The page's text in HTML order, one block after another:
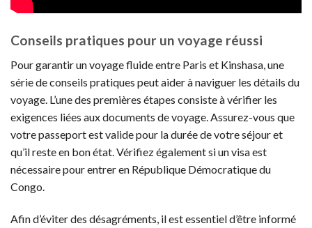
Conseils pratiques pour un voyage réussi
Pour garantir un voyage fluide entre Paris et Kinshasa, une
série de conseils pratiques peut aider à naviguer les détails du
voyage. L’une des premières étapes consiste à vérifier les
exigences liées aux documents de voyage. Assurez-vous que
votre passeport est valide pour la durée de votre séjour et
qu’il reste en bon état. Vérifiez également si un visa est
nécessaire pour entrer en République Démocratique du
Congo.
Afin d’éviter des désagréments, il est essentiel d’être informé